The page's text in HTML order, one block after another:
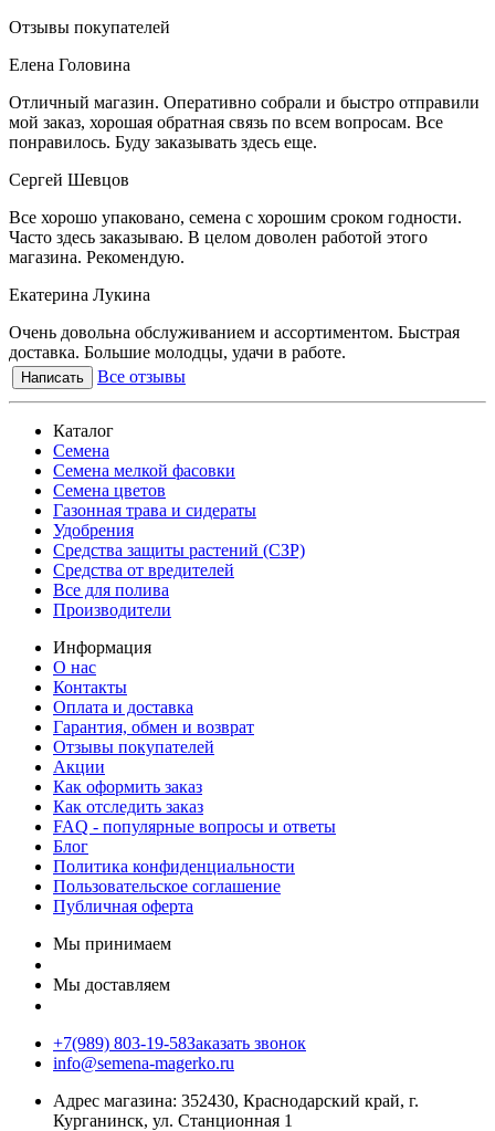
Отзывы покупателей
Елена Головина
Отличный магазин. Оперативно собрали и быстро отправили
мой заказ, хорошая обратная связь по всем вопросам. Все
понравилось. Буду заказывать здесь еще.
Сергей Шевцов
Все хорошо упаковано, семена с хорошим сроком годности.
Часто здесь заказываю. В целом доволен работой этого
магазина. Рекомендую.
Екатерина Лукина
Очень довольна обслуживанием и ассортиментом. Быстрая
доставка. Большие молодцы, удачи в работе.
Написать Все отзывы
Каталог
Семена
Семена мелкой фасовки
Семена цветов
Газонная трава и сидераты
Удобрения
Средства защиты растений (СЗР)
Средства от вредителей
Все для полива
Производители
Информация
О нас
Контакты
Оплата и доставка
Гарантия, обмен и возврат
Отзывы покупателей
Акции
Как оформить заказ
Как отследить заказ
FAQ - популярные вопросы и ответы
Блог
Политика конфиденциальности
Пользовательское соглашение
Публичная оферта
Мы принимаем
Мы доставляем
+7(989) 803-19-58Заказать звонок
info@semena-magerko.ru
Адрес магазина: 352430, Краснодарский край, г.
Курганинск, ул. Станционная 1